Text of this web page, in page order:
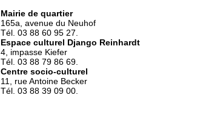
Le vrac s'invite au Neuhof
11 octobre 2018
Les petites filles
chaussent leurs
Mairie de quartier
165a, avenue du Neuhof
Tél. 03 88 60 95 27.
Espace culturel Django Reinhardt
4, impasse Kiefer
Tél. 03 88 79 86 69.
Centre socio-culturel
11, rue Antoine Becker
Tél. 03 88 39 09 00.